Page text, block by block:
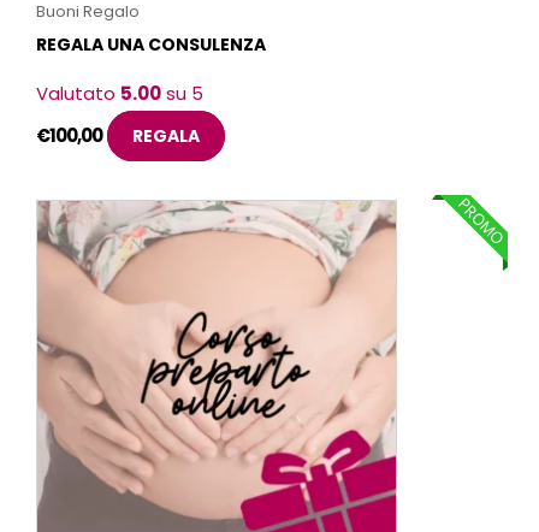
Buoni Regalo
REGALA UNA CONSULENZA
Valutato 5.00su 5
€100,00 REGALA
PROMO